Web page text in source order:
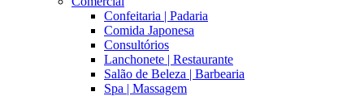
Confeitaria | Padaria
Comida Japonesa
Consultórios
Lanchonete | Restaurante
Salão de Beleza | Barbearia
Spa | Massagem